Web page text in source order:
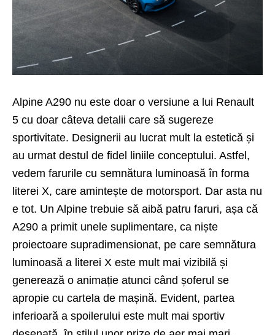
Alpine A290 nu este doar o versiune a lui Renault
5 cu doar câteva detalii care să sugereze
sportivitate. Designerii au lucrat mult la estetică și
au urmat destul de fidel liniile conceptului. Astfel,
vedem farurile cu semnătura luminoasă în forma
literei X, care amintește de motorsport. Dar asta nu
e tot. Un Alpine trebuie să aibă patru faruri, așa că
A290 a primit unele suplimentare, ca niște
proiectoare supradimensionat, pe care semnătura
luminoasă a literei X este mult mai vizibilă și
generează o animație atunci când șoferul se
apropie cu cartela de mașină. Evident, partea
inferioară a spoilerului este mult mai sportiv